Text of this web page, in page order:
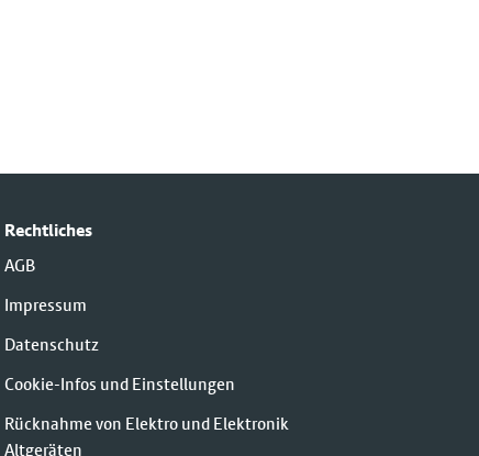
Rechtliches
AGB
Impressum
Datenschutz
Cookie-Infos und Einstellungen
Rücknahme von Elektro und Elektronik
Altgeräten